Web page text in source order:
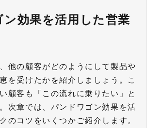
効果を活用した営業
他の顧客がどのようにして製品や
を受けたかを紹介しましょう。こ
顧客も「この流れに乗りたい」と
次章では、パンドワゴン効果を活
のコツをいくつかご紹介します。